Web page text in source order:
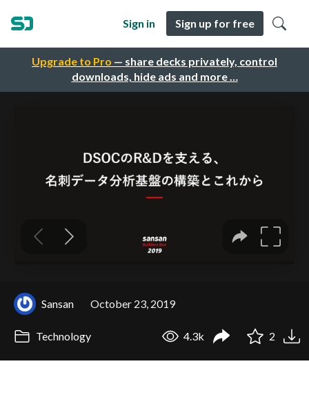
Upgrade to Pro — share decks privately, control
downloads, hide ads and more …
Sign in Sign up for free
Sansan October 23, 2019
Technology 4.3k 2